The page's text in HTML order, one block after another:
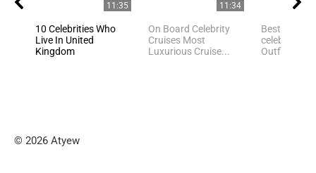
11:35
10 Celebrities Who
Live In United
Kingdom
11:34
On Board Celebrity
Cruises Most
Luxurious Cruise...
Best
celebrities
Outfit Ideas
© 2026 Atyew